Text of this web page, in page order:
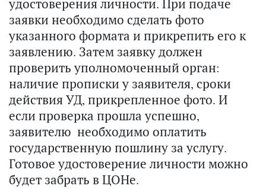
удостоверения личности. При подаче
заявки необходимо сделать фото
указанного формата и прикрепить его к
заявлению. Затем заявку должен
проверить уполномоченный орган:
наличие прописки у заявителя, сроки
действия УД, прикрепленное фото. И
если проверка прошла успешно,
заявителю необходимо оплатить
государственную пошлину за услугу.
Готовое удостоверение личности можно
будет забрать в ЦОНе.